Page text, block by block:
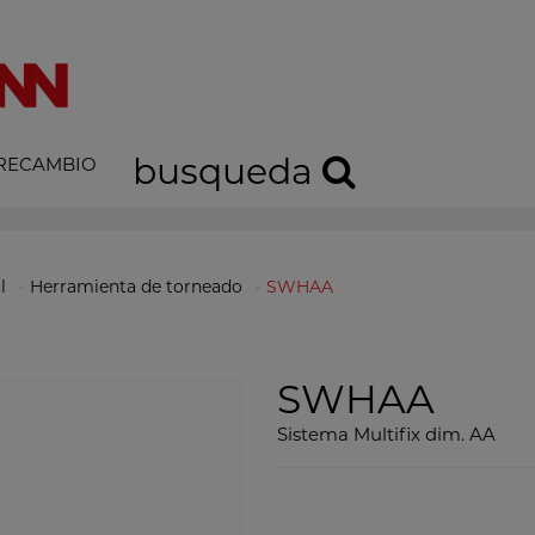
busqueda
Herramienta de torneado SWHAA
SWHAA
Sistema Multifix dim. AA